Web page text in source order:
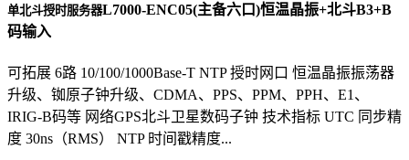
单北斗授时服务器L7000-ENC05(主备六口)恒温晶振+北斗B3+B
码输入
可拓展 6路 10/100/1000Base-T NTP 授时网口 恒温晶振振荡器
升级、铷原子钟升级、CDMA、PPS、PPM、PPH、E1、
IRIG-B码等 网络GPS北斗卫星数码子钟 技术指标 UTC 同步精
度 30ns（RMS） NTP 时间戳精度...